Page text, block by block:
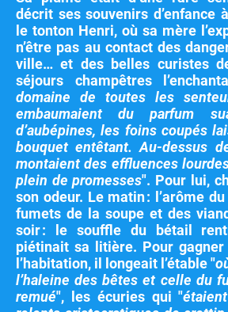
décrit ses souvenirs d’enfance
le tonton Henri, où sa mère
n’être pas au contact des
ville… et des belles curistes
séjours champêtres
domaine de toutes les
embaumaient du parfum
d’aubépines, les foins coupés
bouquet entêtant. Au-dessus
montaient des effluences
plein de promesses". Pour lui,
son odeur. Le matin : l’arôme
fumets de la soupe et des
soir : le souffle du bétail
piétinait sa litière. Pour
l’habitation, il longeait l’étable "
l’haleine des bêtes et celle du
remué", les écuries qui "